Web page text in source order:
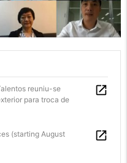
reuniu-se
para troca de
(starting August